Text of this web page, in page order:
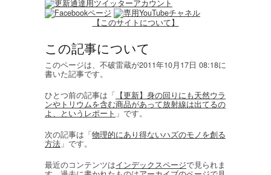
【このサイトについて】
この記事について
このページは、不破雷蔵が2011年10月17日 08:18に
書いた記事です。
ひとつ前の記事は「 【更新】身の回りにも天然ウラ
ンやトリウムを含む商品があって放射線は出てるの
よ、というレポート 」です。
次の記事は「物理的にあり得ないハズのモノを創る
方法 」です。
最近のコンテンツはインデックスページで見られま